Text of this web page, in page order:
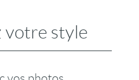
votre style